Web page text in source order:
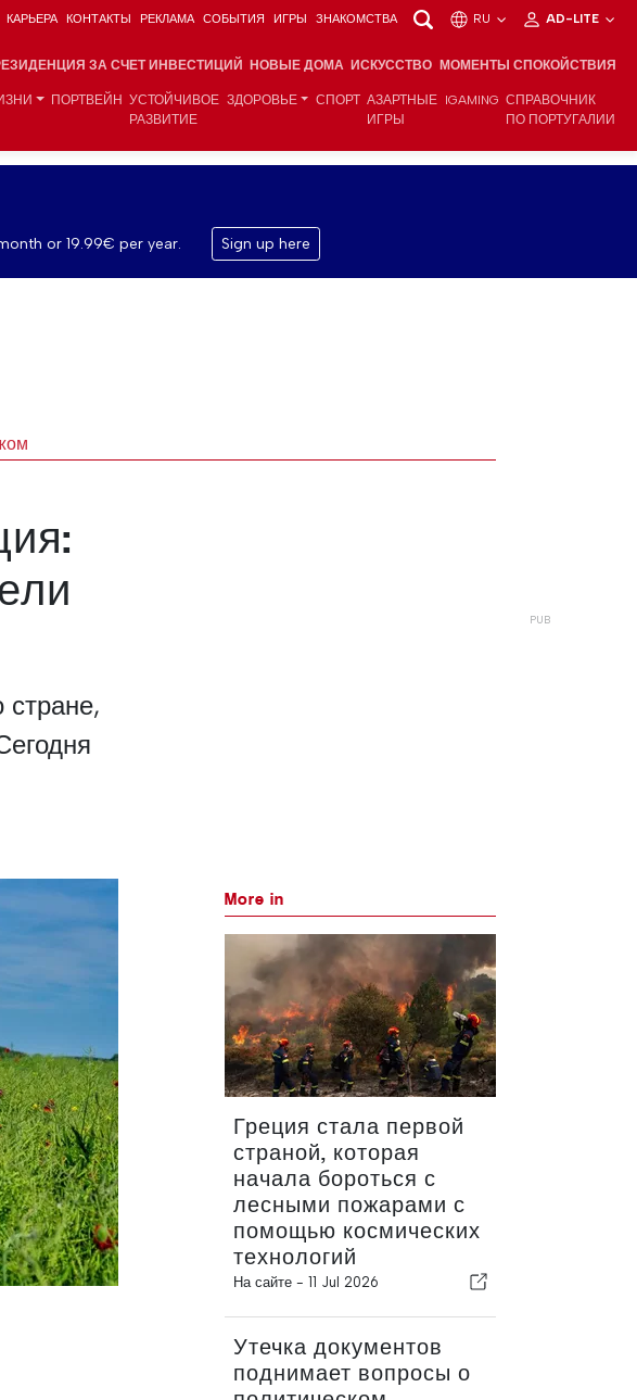
КАРЬЕРА КОНТАКТЫ РЕКЛАМА СОБЫТИЯ ИГРЫ ЗНАКОМСТВА RU AD-LITE
ЗА СЧЕТ ИНВЕСТИЦИЙ НОВЫЕ ДОМА ИСКУССТВО МОМЕНТЫ СПОКОЙСТВИЯ
ПОРТВЕЙН УСТОЙЧИВОЕ
РАЗВИТИЕ
ЗДОРОВЬЕ СПОРТ АЗАРТНЫЕ
ИГРЫ
IGAMING СПРАВОЧНИК
ПО ПОРТУГАЛИИ
or 19.99€ per year. Sign up here
стране,
More in
Греция стала первой
страной, которая
начала бороться с
лесными пожарами с
помощью космических
технологий
На сайте - 11 Jul 2026
Утечка документов
поднимает вопросы о